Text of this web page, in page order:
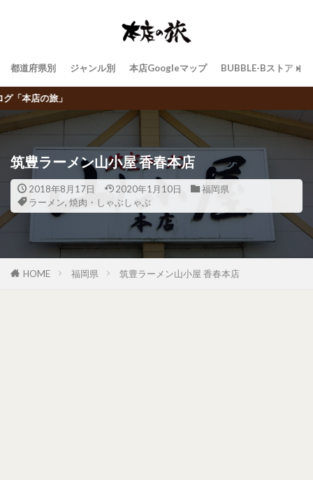
都道府県別 ジャンル別 本店Googleマップ BUBBLE-Bストア
筑豊ラーメン山小屋 香春本店
2018年8月17日 2020年1月10日
福岡県
ラーメン, 焼肉・しゃぶしゃぶ
HOME 福岡県 筑豊ラーメン山小屋 香春本店